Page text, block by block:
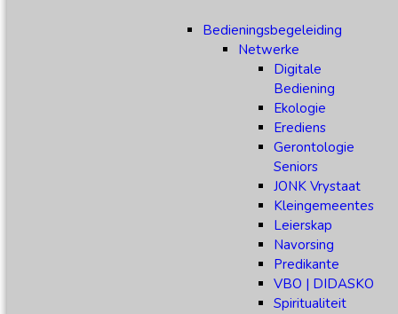
Bedieningsbegeleiding
Netwerke
Digitale
Bediening
Ekologie
Erediens
Gerontologie
Seniors
JONK Vrystaat
Kleingemeentes
Leierskap
Navorsing
Predikante
VBO | DIDASKO
Spiritualiteit